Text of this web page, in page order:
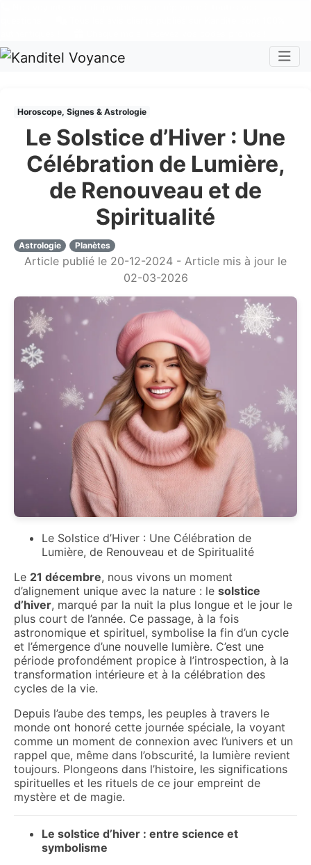
Horoscope, Signes & Astrologie
Le Solstice d’Hiver : Une
Célébration de Lumière,
de Renouveau et de
Spiritualité
Astrologie Planètes
Article publié le 20-12-2024 - Article mis à jour le
02-03-2026
Le Solstice d’Hiver : Une Célébration de
Lumière, de Renouveau et de Spiritualité
Le 21 décembre, nous vivons un moment
d’alignement unique avec la nature : le solstice
d’hiver, marqué par la nuit la plus longue et le jour le
plus court de l’année. Ce passage, à la fois
astronomique et spirituel, symbolise la fin d’un cycle
et l’émergence d’une nouvelle lumière. C’est une
période profondément propice à l’introspection, à la
transformation intérieure et à la célébration des
cycles de la vie.
Depuis l’aube des temps, les peuples à travers le
monde ont honoré cette journée spéciale, la voyant
comme un moment de connexion avec l’univers et un
rappel que, même dans l’obscurité, la lumière revient
toujours. Plongeons dans l’histoire, les significations
spirituelles et les rituels de ce jour empreint de
mystère et de magie.
Le solstice d’hiver : entre science et
symbolisme